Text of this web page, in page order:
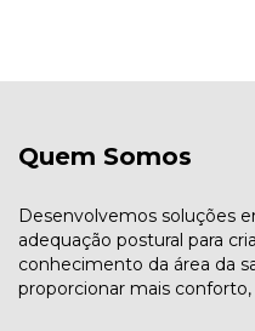
Quem Somos
Desenvolvemos soluções
adequação postural para
conhecimento da área da
proporcionar mais